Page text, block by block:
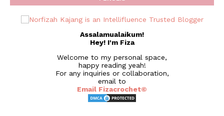
Assalamualaikum!
Hey! I'm Fiza
Welcome to my personal space,
happy reading yeah!
For any inquiries or collaboration,
email to
Email Fizacrochet©